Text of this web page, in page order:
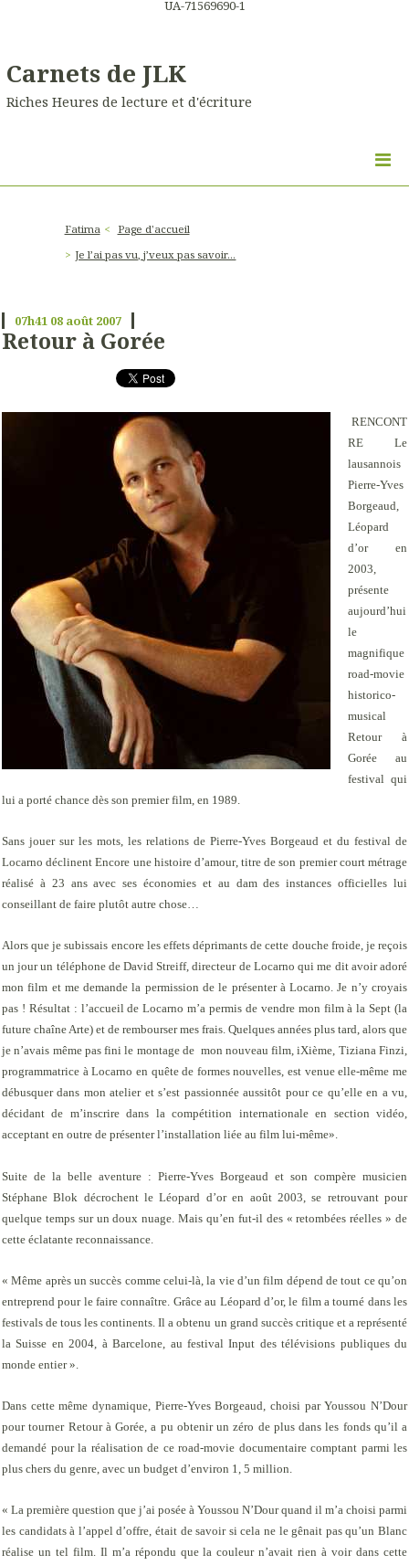
UA-71569690-1
Carnets de JLK
Riches Heures de lecture et d'écriture
Fatima
Page d'accueil
Je l’ai pas vu, j’veux pas savoir…
07h41 08 août 2007
Retour à Gorée
RENCONT
RE
Le
lausannois
Pierre-Yves
Borgeaud,
Léopard
d’or en
2003,
présente
aujourd’hui
le
magnifique
road-movie
historico-
musical
Retour à
Goréeau
festival qui
lui a porté chance dès son premier film, en 1989.
Sans jouer sur les mots, les relations de Pierre-Yves Borgeaud et du festival de
Locarno déclinentEncore une histoire d’amour, titre de son premier court métrage
réalisé à 23 ans avec ses économies et au dam des instances officielles lui
conseillant de faire plutôt autre chose…
Alors que je subissais encore les effets déprimants de cette douche froide, je reçois
un jour un téléphone de David Streiff, directeur de Locarno qui me dit avoir adoré
mon film et me demande la permission de le présenter à Locarno. Je n’y croyais
pas ! Résultat : l’accueil de Locarno m’a permis de vendre mon film à la Sept (la
future chaîne Arte) et de rembourser mes frais. Quelques années plus tard, alors que
je n’avais même pas fini le montage de mon nouveau film,iXième, Tiziana Finzi,
programmatrice à Locarno en quête de formes nouvelles, est venue elle-même me
débusquer dans mon atelier et s’est passionnée aussitôt pour ce qu’elle en a vu,
décidant de m’inscrire dans la compétition internationale en section vidéo,
acceptant en outre de présenter l’installation liée au film lui-même».
Suite de la belle aventure : Pierre-Yves Borgeaud et son compère musicien
Stéphane Blok décrochent le Léopard d’or en août 2003, se retrouvant pour
quelque temps sur un doux nuage. Mais qu’en fut-il des « retombées réelles » de
cette éclatante reconnaissance.
« Même après un succès comme celui-là, la vie d’un film dépend de tout ce qu’on
entreprend pour le faire connaître. Grâce au Léopard d’or, le film a tourné dans les
festivals de tous les continents. Il a obtenu un grand succès critique et a représenté
la Suisse en 2004, à Barcelone, au festival Input des télévisions publiques du
monde entier ».
Dans cette même dynamique, Pierre-Yves Borgeaud, choisi par Youssou N’Dour
pour tourner Retour à Gorée, a pu obtenir un zéro de plus dans les fonds qu’il a
demandé pour la réalisation de ce road-movie documentaire comptant parmi les
plus chers du genre, avec un budget d’environ 1, 5 million.
« La première question que j’ai posée à Youssou N’Dour quand il m’a choisi parmi
les candidats à l’appel d’offre, était de savoir si cela ne le gênait pas qu’un Blanc
réalise un tel film. Il m’a répondu que la couleur n’avait rien à voir dans cette